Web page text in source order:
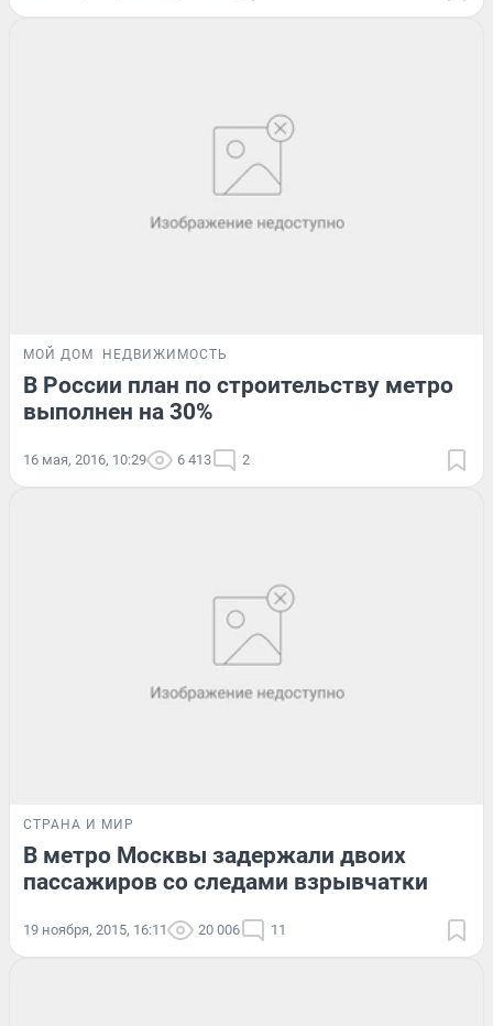
МОЙ ДОМ НЕДВИЖИМОСТЬ
В России план по строительству метро
выполнен на 30%
16 мая, 2016, 10:29 6 413 2
СТРАНА И МИР
В метро Москвы задержали двоих
пассажиров со следами взрывчатки
19 ноября, 2015, 16:11 20 006 11